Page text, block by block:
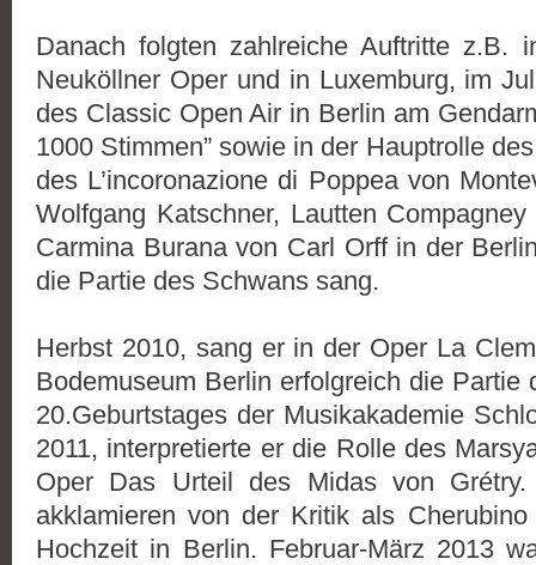
Danach folgten zahlreiche Auftritte z.B.
Neuköllner Oper und in Luxemburg, im
des Classic Open Air in Berlin am
1000 Stimmen” sowie in der Hauptrolle
des L’incoronazione di Poppea von
Wolfgang Katschner, Lautten
Carmina Burana von Carl Orff in der
die Partie des Schwans sang.
Herbst 2010, sang er in der Oper La
Bodemuseum Berlin erfolgreich die Partie
20.Geburtstages der Musikakademie
2011, interpretierte er die Rolle des
Oper Das Urteil des Midas von
akklamieren von der Kritik als
Hochzeit in Berlin. Februar-März 2013